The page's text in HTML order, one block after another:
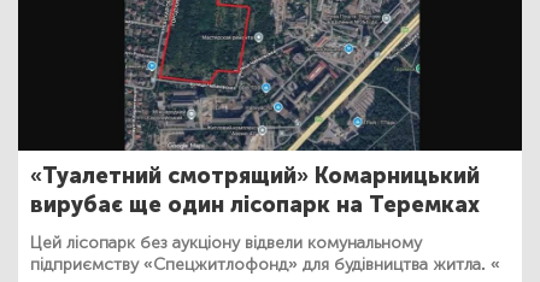
«Туалетний смотрящий» Комарницький
вирубає ще один лісопарк на Теремках
Цей лісопарк без аукціону відвели комунальному
підприємству «Спецжитлофонд» для будівництва житла. «